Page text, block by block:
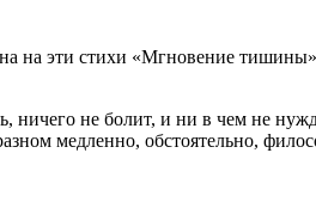
на эти стихи «Мгновение
ничего не болит, и ни в чем не
медленно, обстоятельно,